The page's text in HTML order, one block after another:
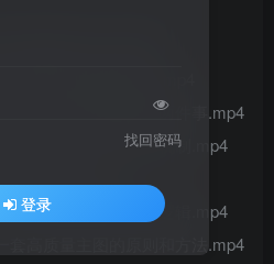
面解读(2021年更新)
店铺分类和权重等级.mp4
多多你必须要知道的两件事.mp4
分析和平台活动比价机制.mp4
的定价法则.mp4
词的正确概念和核心逻辑.mp4
套高质量主图的原则和方法.mp4
找回密码
登录